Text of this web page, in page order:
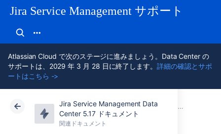
Jira Service Management サポート
Atlassian Cloud で次のステージに進みましょう。Data Center の
サポートは、2029 年 3 月 28 日に終了します。詳細の確認とサポ
ートはこちら ->
Jira Service Management Data
Center 5.17 ドキュメント
関連ドキュメント
アトラシアン サポート Jira Service Management 5.17
関連ドキュメントメールでリ
クラウド Data Center 5.17